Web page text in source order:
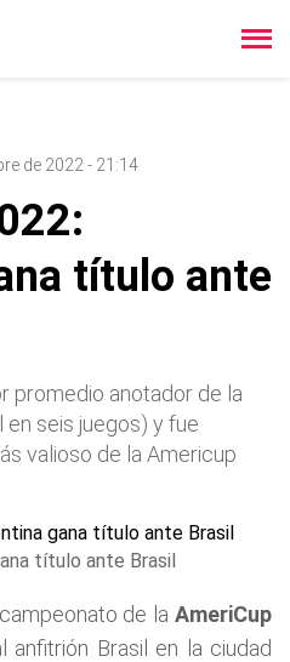
de 2022 - 21:14
título ante
promedio anotador de la
seis juegos) y fue
valioso de la Americup
título ante Brasil
de la AmeriCup
anfitrión Brasil en la ciudad